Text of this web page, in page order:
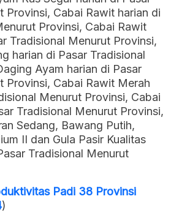
Provinsi, Cabai Rawit harian di
Provinsi, Cabai Rawit
Tradisional Menurut Provinsi,
harian di Pasar Tradisional
Ayam harian di Pasar
Provinsi, Cabai Rawit Merah
Menurut Provinsi, Cabai
Tradisional Menurut Provinsi,
Sedang, Bawang Putih,
II dan Gula Pasir Kualitas
Tradisional Menurut
Padi 38 Provinsi
)